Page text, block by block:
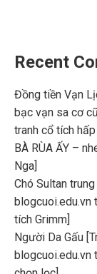
Recent
Đồng tiền Vạn
bạc vạn sa cơ
tranh cổ tích hấp
BÀ RÙA ẤY –
Nga]
Chó Sultan
blogcuoi.edu.vn
tích Grimm]
Người Da Gấu
blogcuoi.edu.vn